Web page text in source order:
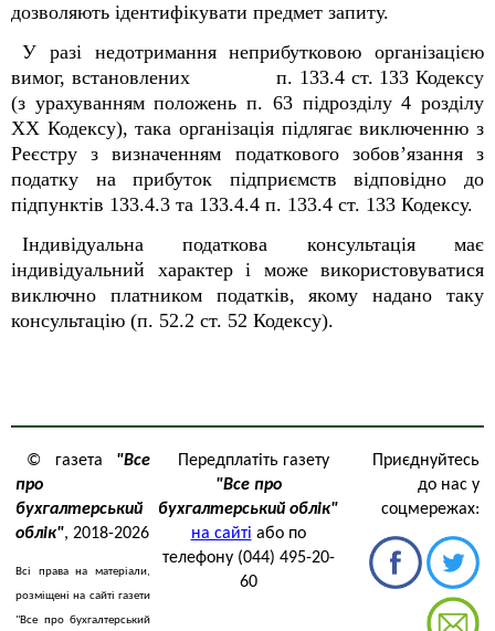
дозволяють ідентифікувати предмет запиту.
У разі недотримання неприбутковою організацією
вимог, встановлених п. 133.4 ст. 133 Кодексу
(з урахуванням положеньп. 63 підрозділу 4 розділу
ХХ Кодексу), така організація підлягає виключенню з
Реєстру з визначенням податкового зобов’язання з
податку на прибуток підприємств відповідно до
підпунктів 133.4.3 та 133.4.4 п. 133.4 ст. 133 Кодексу.
Індивідуальна податкова консультація має
індивідуальний характер і може використовуватися
виключно платником податків, якому надано таку
консультацію (п. 52.2 ст. 52 Кодексу).
© газета "Все
про
бухгалтерський
облік", 2018-2026
Всі права на матеріали,
розміщені на сайті газети
"Все про бухгалтерський
Передплатіть газету
"Все про
бухгалтерський облік"
на сайті або по
телефону (044) 495-20-
60
Приєднуйтесь
до нас у
соцмережах: